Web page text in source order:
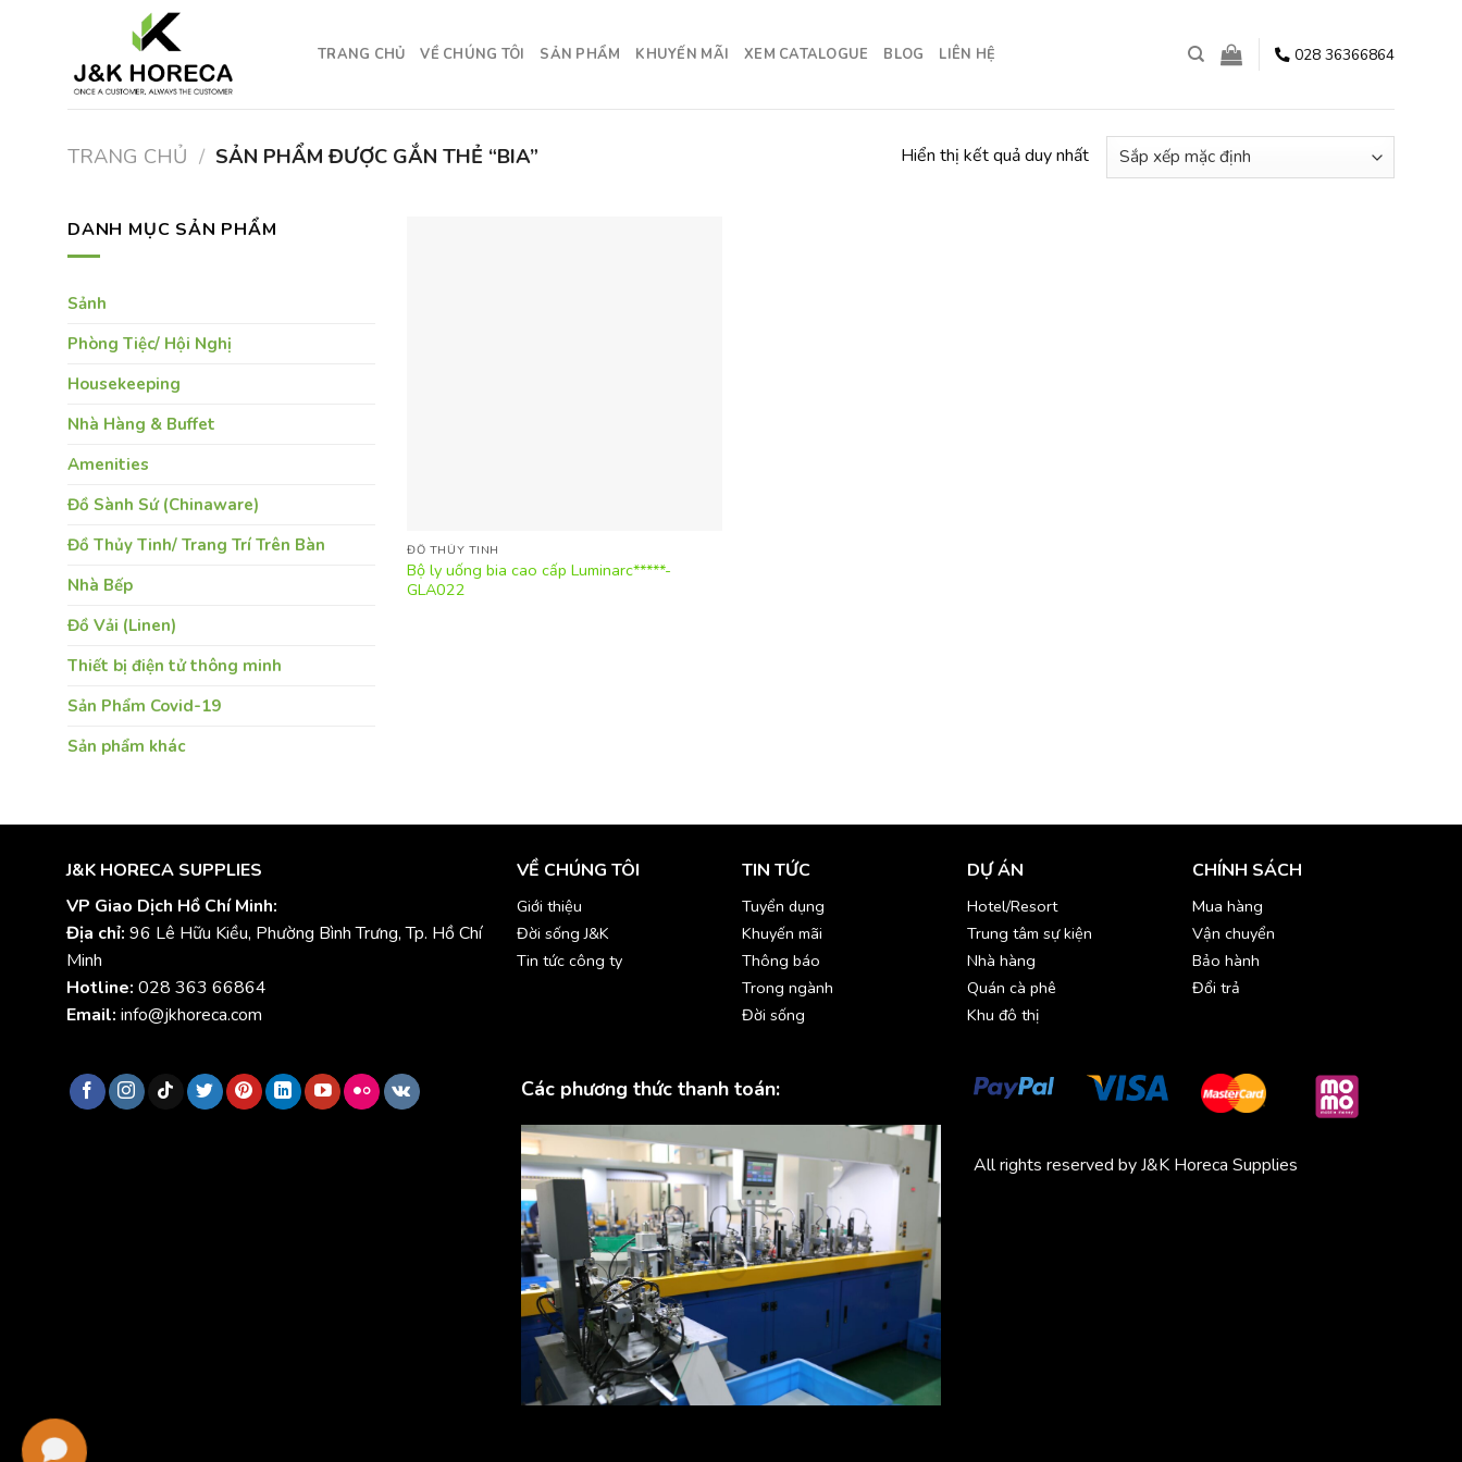
TRANG CHỦ VỀ CHÚNG TÔI SẢN PHẨM KHUYẾN MÃI XEM CATALOGUE BLOG LIÊN HỆ 028 36366864
TRANG CHỦ / SẢN PHẨM ĐƯỢC GẮN THẺ “BIA” Hiển thị kết quả duy nhất
DANH MỤC SẢN PHẨM
Sảnh
Phòng Tiệc/ Hội Nghị
Housekeeping
Nhà Hàng & Buffet
Amenities
Đồ Sành Sứ (Chinaware)
Đồ Thủy Tinh/ Trang Trí Trên Bàn
Nhà Bếp
Đồ Vải (Linen)
Thiết bị điện tử thông minh
Sản Phẩm Covid-19
Sản phẩm khác
ĐỒ THỦY TINH
Bộ ly uống bia cao cấp Luminarc*****-
GLA022
J&K HORECA SUPPLIES
VP Giao Dịch Hồ Chí Minh:
Địa chỉ: 96 Lê Hữu Kiều, Phường Bình Trưng, Tp. Hồ Chí
Minh
Hotline: 028 363 66864
Email: info@jkhoreca.com
VỀ CHÚNG TÔI
Giới thiệu
Đời sống J&K
Tin tức công ty
TIN TỨC
Tuyển dụng
Khuyến mãi
Thông báo
Trong ngành
Đời sống
DỰ ÁN
Hotel/Resort
Trung tâm sự kiện
Nhà hàng
Quán cà phê
Khu đô thị
CHÍNH SÁCH
Mua hàng
Vận chuyển
Bảo hành
Đổi trả
Các phương thức thanh toán:
All rights reserved by J&K Horeca Supplies